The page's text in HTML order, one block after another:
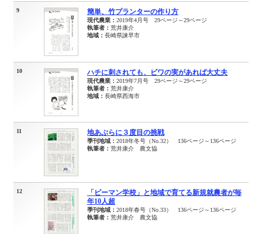
9 簡単、竹プランターの作り方
現代農業： 2019年4月号 29ページ～29ページ
執筆者： 荒井康介
地域： 長崎県諫早市
10 ハチに刺されても、ビワの実があれば大丈夫
現代農業： 2019年7月号 29ページ～29ページ
執筆者： 荒井康介
地域： 長崎県西海市
11 地あぶらに３度目の挑戦
季刊地域： 2018年冬号（No.32） 136ページ～136ページ
執筆者： 荒井康介 農文協
12
「ピーマン学校」と地域で育てる新規就農者が毎
年10人超
季刊地域： 2018年春号（No.33） 136ページ～136ページ
執筆者： 荒井康介 農文協